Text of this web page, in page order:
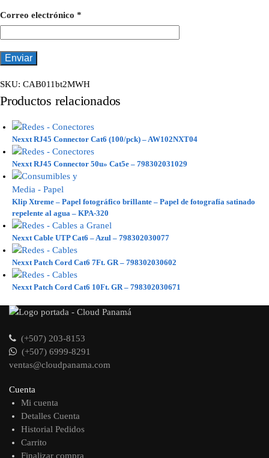
Correo electrónico *
SKU: CAB011bt2MWH
Productos relacionados
Nexxt RJ45 Connector Cat6 (100/pck) – AW102NXT04
Nexxt RJ45 Connector 50u» Cat5e – 798302031029
Klip Xtreme – Papel fotográfico brillante – Papel de fotografía satinado
repelente al agua – KPA-320
Nexxt Cable UTP Cat6 – Azul – 798302030077
Nexxt Patch Cord Cat6 7Ft. GR – 798302030602
Nexxt Patch Cord Cat6 10Ft. GR – 798302030671
(+507) 203-8153
(+507) 6999-8291
ventas@cloudpanama.com
Cuenta
Mi cuenta
Detalles Cuenta
Historial Pedidos
Carrito
Finalizar compra